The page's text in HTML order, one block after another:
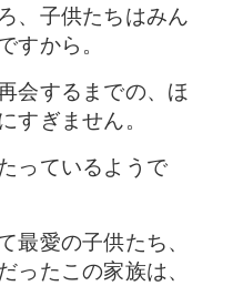
、子供たちはみん
すから。
会するまでの、ほ
すぎません。
っているようで
最愛の子供たち、
ったこの家族は、